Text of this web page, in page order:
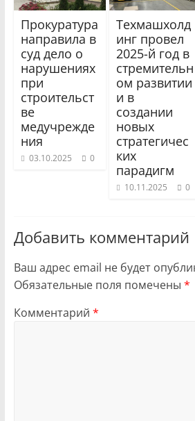
Прокуратура
направила в
суд дело о
нарушениях
при
строительст
ве
медучрежде
ния
03.10.2025 0
Техмашхолд
инг провел
2025-й год в
стремительн
ом развитии
и в
создании
новых
стратегичес
ких
парадигм
10.11.2025 0
Добавить комментарий
Ваш адрес email не будет
Обязательные поля помечены *
Комментарий *